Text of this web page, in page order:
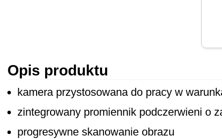
Opis produktu
kamera przystosowana do pracy w
zintegrowany promiennik podczerwieni o
progresywne skanowanie obrazu